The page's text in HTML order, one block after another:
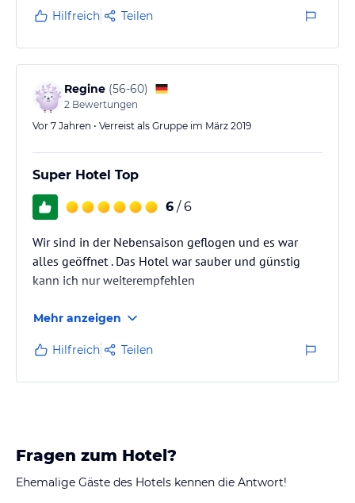
Besonders freundlich und aufmerksam fanden wir
Firat Demir, die Gästebetreuung und den Chefkoch
die immer präsent waren. Wobei alle Mitarbeiter vor
Ort klasse waren! Weiter so 👍🏻👍🏻👍🏻 Wir kommen
wieder !
Hilfreich Teilen
Regine (56-60)
2 Bewertungen
Vor 7 Jahren • Verreist als Gruppe im März 2019
Super Hotel Top
6 / 6
Wir sind in der Nebensaison geflogen und es war
alles geöffnet . Das Hotel war sauber und günstig
kann ich nur weiterempfehlen
Mehr anzeigen
Hilfreich Teilen
Fragen zum Hotel?
Ehemalige Gäste des Hotels kennen die Antwort!